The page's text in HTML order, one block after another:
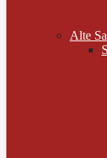
Alte